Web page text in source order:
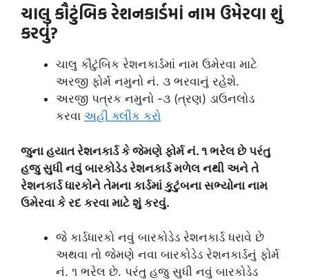
ચાલુ કૌટુંબિક રેશનકાર્ડમાં નામ ઉમેરવા શું
કરવું?
ચાલુ કૌટુંબિક રેશનકાર્ડમાં નામ ઉમેરવા માટે
અરજી ફોર્મ નમુનો નં. ૩ ભરવાનું રહેશે.
અરજી પત્રક નમુનો -૩ (ત્રણ) ડાઉનલોડ
કરવા અહીં ક્લીક કરો
જુના હયાત રેશનકાર્ડ કે જેમણે ફોર્મ નં. ૧ ભરેલ છે પરંતુ
હજુ સુધી નવું બારકોડેડ રેશનકાર્ડ મળેલ નથી અને તે
રેશનકાર્ડ ધારકોને તેમના કાર્ડમાં કુટુંબના સભ્યોના નામ
ઉમેરવા કે રદ કરવા માટે શું કરવું.
જે કાર્ડધારકો નવું બારકોડેડ રેશનકાર્ડ ધરાવે છે
અથવા તો જેમણે નવા બારકોડેડ રેશનકાર્ડનું ફોર્મ
નં. ૧ ભરેલ છે. પરંતુ હજુ સુધી નવું બારકોડેડ